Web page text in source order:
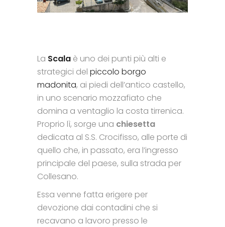
La Scala è uno dei punti più alti e
strategici del piccolo borgo
madonita, ai piedi dell’antico castello,
in uno scenario mozzafiato che
domina a ventaglio la costa tirrenica.
Proprio lì, sorge una chiesetta
dedicata al S.S. Crocifisso, alle porte di
quello che, in passato, era l’ingresso
principale del paese, sulla strada per
Collesano.
Essa venne fatta erigere per
devozione dai contadini che si
recavano a lavoro presso le